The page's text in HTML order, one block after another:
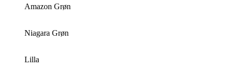
Amazon Grøn
Niagara Grøn
Lilla